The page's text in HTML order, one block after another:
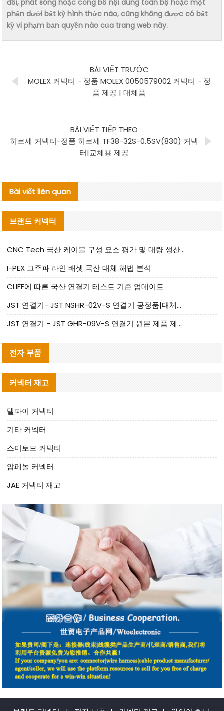
phần dưới bất kỳ hình thức nào, cũng không được có bất
kỳ vi phạm bản quyền nào của trang web này.
BÀI VIẾT TRƯỚC
MOLEX 커넥터 - 정품 MOLEX 0050579002 커넥터 - 정
품 제공 | 대체품
BÀI VIẾT TIẾP THEO
히로세 커넥터-정품 히로세 TF38-32S-0.5SV(830) 커넥
터|교체용 제공
Bài viết liên quan
브랜드 커넥터
CNC Tech 국산 케이블 구성 요소 평가 및 대량 생산 적합성 가이드
I-PEX 고주파 라인 배셋 국산 대체 해법 분석
CLIFF에 따른 국산 연결기 테스트 기준 업데이트
JST 연결기- JST NSHR-02V-S 연결기 공정품|대체품 제공
JST 연결기 - JST GHR-09V-S 연결기 원본 제품 제공 | 대체품 제공
전자 부품
커넥터 재고
델파이 커넥터
기타 커넥터
스미토모 커넥터
암페놀 커넥터
JAE 커넥터 재고